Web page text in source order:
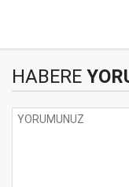
HABERE